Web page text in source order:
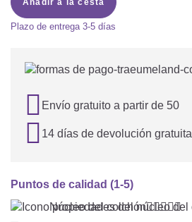
Añadir a la cesta
Plazo de entrega 3-5 días
 Envío gratuito a partir de 50
 14 días de devolución gratuita
Puntos de calidad (1-5)
Núcleo del colchón